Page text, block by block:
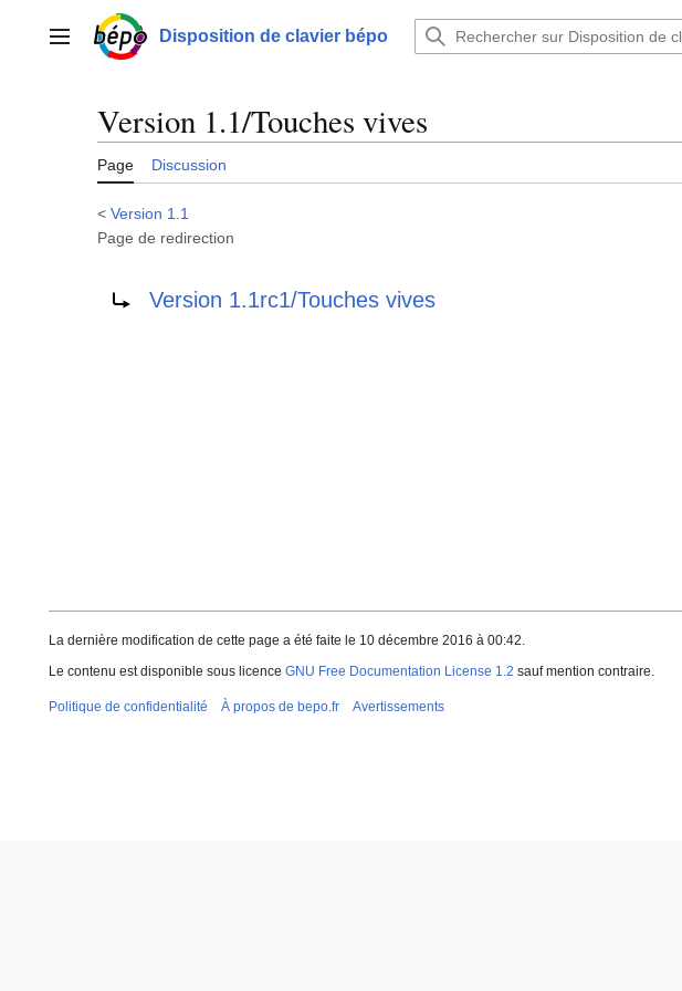
contenuMenu principalDisposition de clavier bépo
Version 1.1/Touches vives
Page Discussion
< Version 1.1
Page de redirection
Version 1.1rc1/Touches vives
La dernière modification de cette page a été faite le 10 décembre 2016 à 00:42.
Le contenu est disponible sous licence GNU Free Documentation License 1.2 sauf mention contraire.
Politique de confidentialité À propos de bepo.fr Avertissements